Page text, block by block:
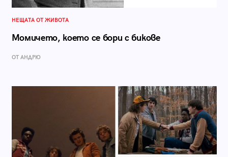
НЕЩАТА ОТ ЖИВОТА
Момичето, което се бори с бикове
ОТ АНДРЮ